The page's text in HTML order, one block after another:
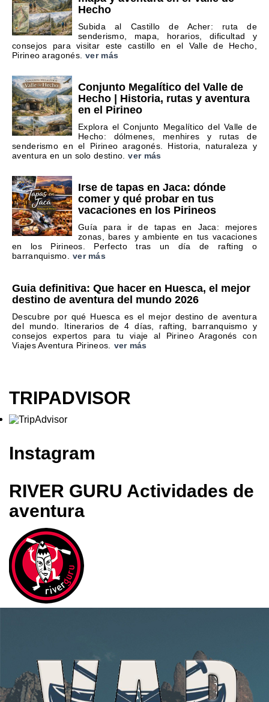
Hecho
Subida al Castillo de Acher: ruta de
senderismo, mapa, horarios, dificultad y
consejos para visitar este castillo en el Valle de Hecho,
Pirineo aragonés. ver más
Conjunto Megalítico del Valle de
Hecho | Historia, rutas y aventura
en el Pirineo
Explora el Conjunto Megalítico del Valle de
Hecho: dólmenes, menhires y rutas de
senderismo en el Pirineo aragonés. Historia, naturaleza y
aventura en un solo destino. ver más
Irse de tapas en Jaca: dónde
comer y qué probar en tus
vacaciones en los Pirineos
Guía para ir de tapas en Jaca: mejores
zonas, bares y ambiente en tus vacaciones
en los Pirineos. Perfecto tras un día de rafting o
barranquismo. ver más
Guia definitiva: Que hacer en Huesca, el mejor
destino de aventura del mundo 2026
Descubre por qué Huesca es el mejor destino de aventura
del mundo. Itinerarios de 4 días, rafting, barranquismo y
consejos expertos para tu viaje al Pirineo Aragonés con
Viajes Aventura Pirineos.
ver más
TRIPADVISOR
Instagram
RIVER GURU Actividades de
aventura